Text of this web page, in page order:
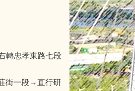
轉忠孝東路七段
街一段→直行研